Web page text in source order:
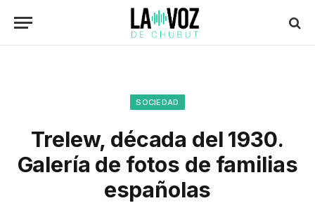
SOCIEDAD
Trelew, década del 1930.
Galería de fotos de familias
españolas